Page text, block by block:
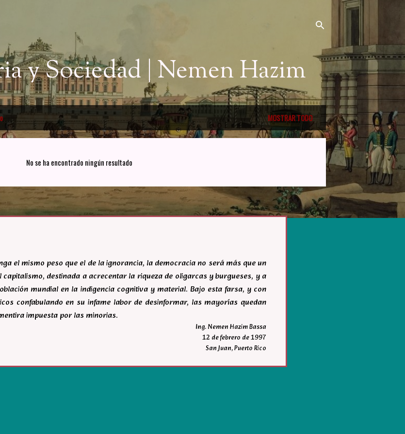
y Sociedad | Nemen Hazim
MOSTRAR TODO
No se ha encontrado ningún resultado
el mismo peso que el de la ignorancia, la democracia no será más que un
destinada a acrecentar la riqueza de oligarcas y burgueses, y a
mundial en la indigencia cognitiva y material. Bajo esta farsa, y con
confabulando en su infame labor de desinformar, las mayorías quedan
impuesta por las minorias.
Ing. Nemen Hazim Bassa
12 de febrero de 1997
San Juan, Puerto Rico